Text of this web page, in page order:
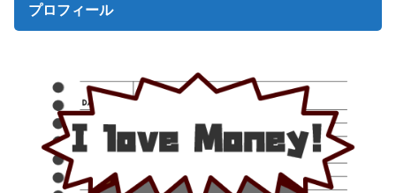
プロフィール